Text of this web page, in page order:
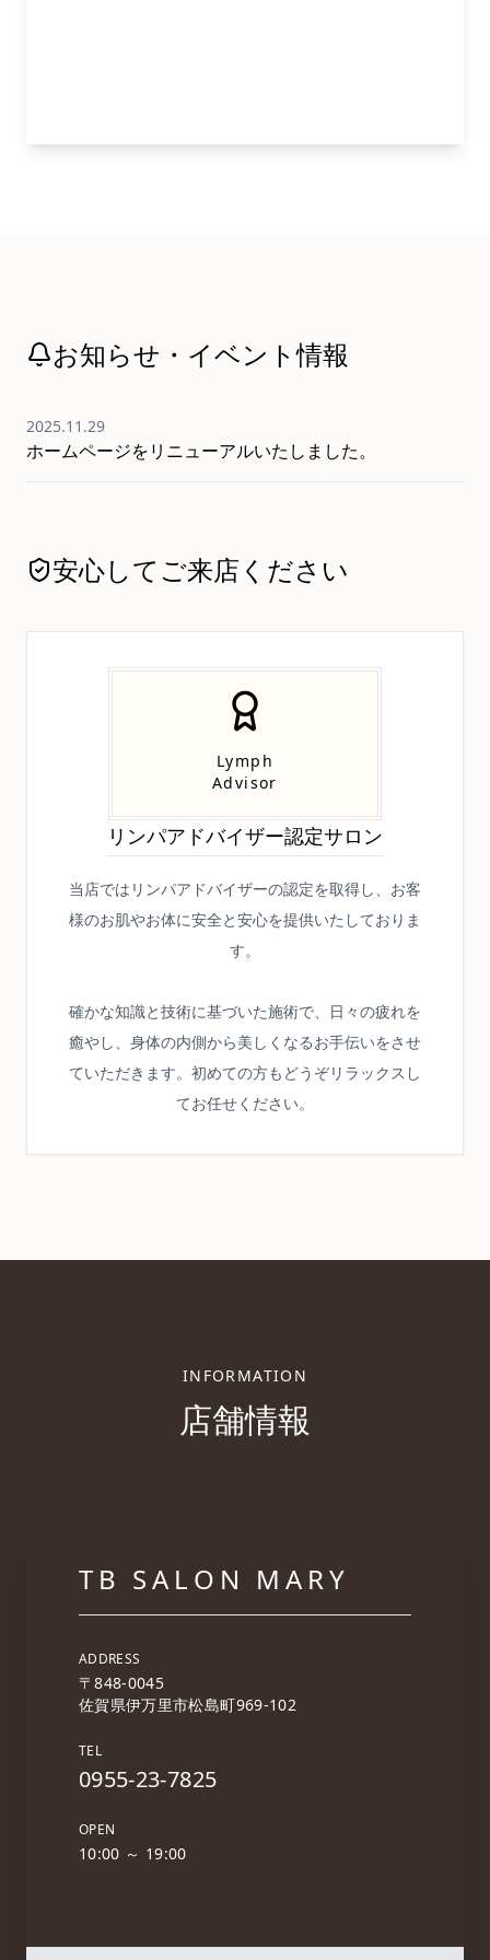
お知らせ・イベント情報
2025.11.29
ホームページをリニューアルいたしました。
安心してご来店ください
Lymph
Advisor
リンパアドバイザー認定サロン
当店ではリンパアドバイザーの認定を取得し、お客
様のお肌やお体に安全と安心を提供いたしておりま
す。
確かな知識と技術に基づいた施術で、日々の疲れを
癒やし、身体の内側から美しくなるお手伝いをさせ
ていただきます。初めての方もどうぞリラックスし
てお任せください。
INFORMATION
店舗情報
TB SALON MARY
ADDRESS
〒848-0045
佐賀県伊万里市松島町969-102
TEL
0955-23-7825
OPEN
10:00 ～ 19:00